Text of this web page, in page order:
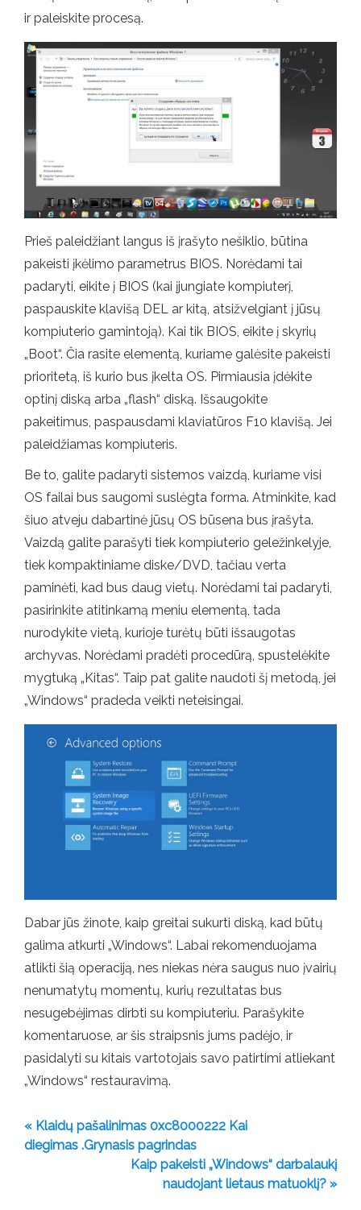
ir paleiskite procesą.
Prieš paleidžiant langus iš įrašyto nešiklio, būtina
pakeisti įkėlimo parametrus BIOS. Norėdami tai
padaryti, eikite į BIOS (kai įjungiate kompiuterį,
paspauskite klavišą DEL ar kitą, atsižvelgiant į jūsų
kompiuterio gamintoją). Kai tik BIOS, eikite į skyrių
„Boot“. Čia rasite elementą, kuriame galėsite pakeisti
prioritetą, iš kurio bus įkelta OS. Pirmiausia įdėkite
optinį diską arba „flash“ diską. Išsaugokite
pakeitimus, paspausdami klaviatūros F10 klavišą. Jei
paleidžiamas kompiuteris.
Be to, galite padaryti sistemos vaizdą, kuriame visi
OS failai bus saugomi suslėgta forma. Atminkite, kad
šiuo atveju dabartinė jūsų OS būsena bus įrašyta.
Vaizdą galite parašyti tiek kompiuterio geležinkelyje,
tiek kompaktiniame diske/DVD, tačiau verta
paminėti, kad bus daug vietų. Norėdami tai padaryti,
pasirinkite atitinkamą meniu elementą, tada
nurodykite vietą, kurioje turėtų būti išsaugotas
archyvas. Norėdami pradėti procedūrą, spustelėkite
mygtuką „Kitas“. Taip pat galite naudoti šį metodą, jei
„Windows“ pradeda veikti neteisingai.
Dabar jūs žinote, kaip greitai sukurti diską, kad būtų
galima atkurti „Windows“. Labai rekomenduojama
atlikti šią operaciją, nes niekas nėra saugus nuo įvairių
nenumatytų momentų, kurių rezultatas bus
nesugebėjimas dirbti su kompiuteriu. Parašykite
komentaruose, ar šis straipsnis jums padėjo, ir
pasidalyti su kitais vartotojais savo patirtimi atliekant
„Windows“ restauravimą.
« Klaidų pašalinimas 0xc8000222 Kai
diegimas .Grynasis pagrindas
Kaip pakeisti „Windows“ darbalaukį
naudojant lietaus matuoklį? »